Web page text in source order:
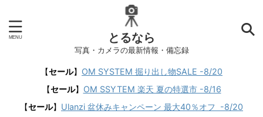
とるなら
写真・カメラの最新情報・備忘録
【セール】 OM SYSTEM 掘り出し物SALE -8/20
【セール】 OM SSYTEM 楽天 夏の特選市 -8/16
【セール】 Ulanzi 盆休みキャンペーン 最大40％オフ -8/20